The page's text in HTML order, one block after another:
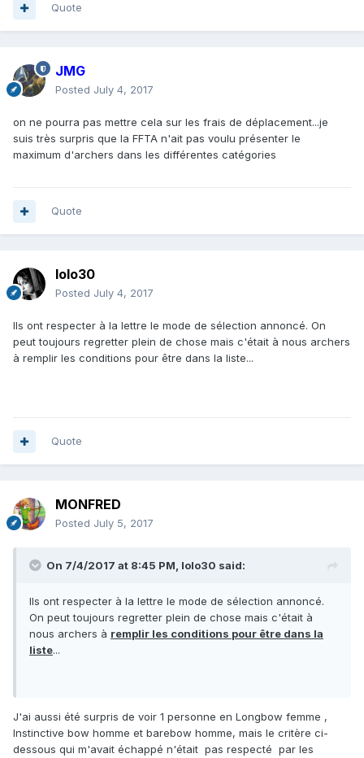
Quote
JMG
Posted July 4, 2017
on ne pourra pas mettre cela sur les frais de déplacement...je
suis très surpris que la FFTA n'ait pas voulu présenter le
maximum d'archers dans les différentes catégories
Quote
lolo30
Posted July 4, 2017
Ils ont respecter à la lettre le mode de sélection annoncé. On
peut toujours regretter plein de chose mais c'était à nous archers
à remplir les conditions pour être dans la liste...
Quote
MONFRED
Posted July 5, 2017
On 7/4/2017 at 8:45 PM, lolo30 said:
Ils ont respecter à la lettre le mode de sélection annoncé.
On peut toujours regretter plein de chose mais c'était à
nous archers à remplir les conditions pour être dans la
liste...
J'ai aussi été surpris de voir 1 personne en Longbow femme ,
Instinctive bow homme et barebow homme, mais le critère ci-
dessous qui m'avait échappé n'était pas respecté par les